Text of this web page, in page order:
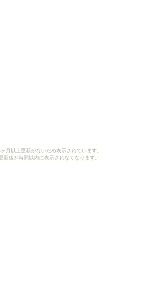
月以上更新がないため表示されています。
新後24時間以内に表示されなくなります。